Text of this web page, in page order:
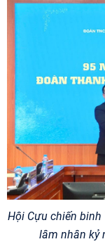
Hội Cựu chiến
lâm nhân kỷ